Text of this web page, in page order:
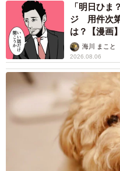
「明日ひま
ジ 用件次
は？【漫画】
海川 まこと
2026.08.06